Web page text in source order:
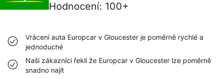
Hodnocení: 100+
Vrácení auta Europcar v Gloucester je poměrně rychlé a
jednoduché
Naši zákazníci řekli že Europcar v Gloucester lze poměrně
snadno najít